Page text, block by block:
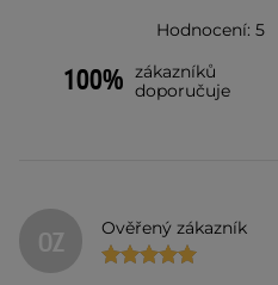
Hodnocení: 5
100% zákazníků
doporučuje
OZ Ověřený zákazník